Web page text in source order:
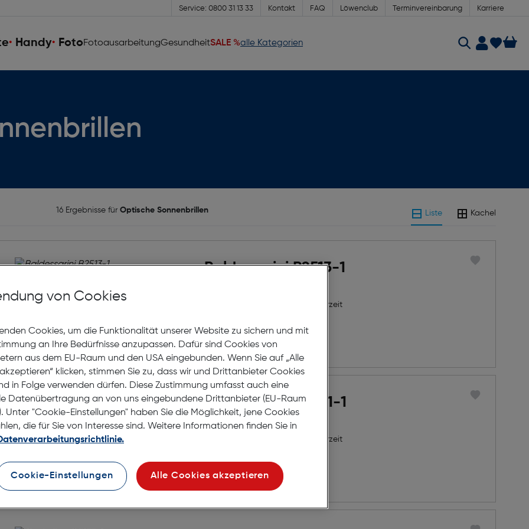
Service: 0800 31 13 33 Kontakt FAQ Löwenclub Terminvereinbarung Karriere
Handy FotoFotoausarbeitungGesundheitSALE %alle Kategorien
16 Ergebnisse für Optische Sonnenbrillen Liste Kachel
Baldessarini B2513-1
Lagernd | 6 bis 8 Werktage Lieferzeit
€ 129,00
Baldessarini B2501-1
Gratis Versand
Lagernd | 6 bis 8 Werktage Lieferzeit
€ 129,00
von Cookies
Cookies, um die Funktionalität unserer Website zu sichern und mit
an Ihre Bedürfnisse anzupassen. Dafür sind Cookies von
aus dem EU-Raum und den USA eingebunden. Wenn Sie auf „Alle
klicken, stimmen Sie zu, dass wir und Drittanbieter Cookies
in Folge verwenden dürfen. Diese Zustimmung umfasst auch eine
Datenübertragung an von uns eingebundene Drittanbieter (EU-Raum
Unter "Cookie-Einstellungen" haben Sie die Möglichkeit, jene Cookies
die für Sie von Interesse sind. Weitere Informationen finden Sie in
Cookie-Einstellungen Alle Cookies akzeptieren